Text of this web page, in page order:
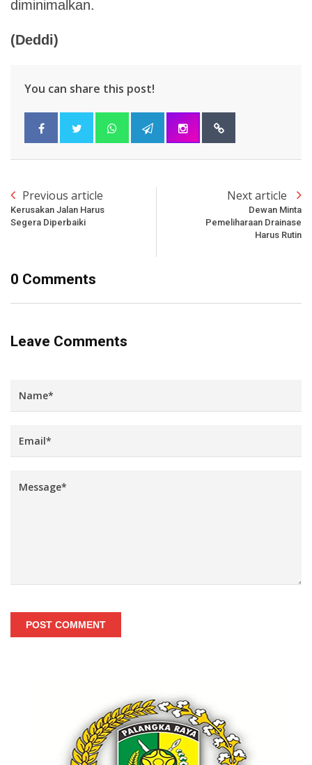
diminimalkan.
(Deddi)
You can share this post!
Previous article
Kerusakan Jalan Harus
Segera Diperbaiki
Next article
Dewan Minta
Pemeliharaan Drainase
Harus Rutin
0 Comments
Leave Comments
POST COMMENT